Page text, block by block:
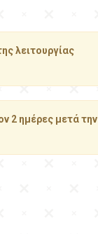
λειτουργίας
2 ημέρες μετά την